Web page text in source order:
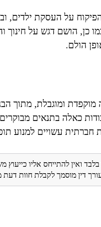
על העסקת ילדים,
כן, הושם דגש על חינוך
הולם.
מוקפדת ומוגבלת, מתוך
כאלה בתנאים
חברתית עשויים למנוע
ואין להתייחס אליו
דין מוסמך לקבלת חוות